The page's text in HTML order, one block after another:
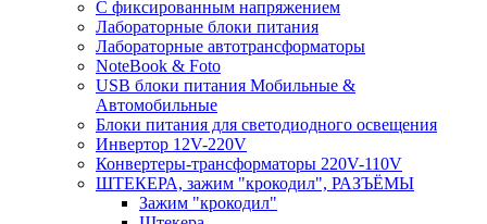
C фиксированным напряжением
Лабораторные блоки питания
Лабораторные автотрансформаторы
NoteBook & Foto
USB блоки питания Мобильные &
Автомобильные
Блоки питания для светодиодного освещения
Инвертор 12V-220V
Конвертеры-трансформаторы 220V-110V
ШТЕКЕРА, зажим "крокодил", РАЗЪЁМЫ
Зажим "крокодил"